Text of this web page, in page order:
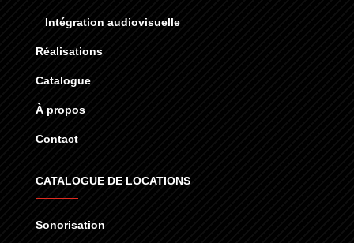
Intégration audiovisuelle
Réalisations
Catalogue
À propos
Contact
CATALOGUE DE LOCATIONS
Sonorisation